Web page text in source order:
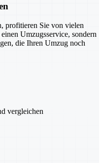
profitieren Sie von vielen
Umzugsservice, sondern
die Ihren Umzug noch
vergleichen